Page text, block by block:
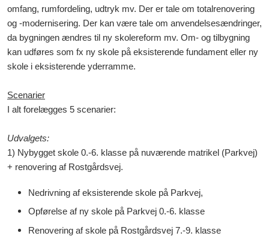
omfang, rumfordeling, udtryk mv. Der er tale om totalrenovering
og -modernisering. Der kan være tale om anvendelsesændringer,
da bygningen ændres til ny skolereform mv. Om- og tilbygning
kan udføres som fx ny skole på eksisterende fundament eller ny
skole i eksisterende yderramme.
Scenarier
I alt forelægges 5 scenarier:
Udvalgets:
1) Nybygget skole 0.-6. klasse på nuværende matrikel (Parkvej)
+ renovering af Rostgårdsvej.
Nedrivning af eksisterende skole på Parkvej,
Opførelse af ny skole på Parkvej 0.-6. klasse
Renovering af skole på Rostgårdsvej 7.-9. klasse